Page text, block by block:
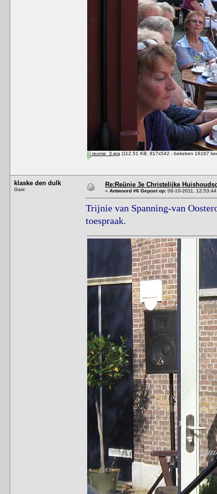
reunie_3.jpg (112.51 KB, 817x542 - bekeken 16167
klaske den dulk
Gast
Re:Reünie 3e Christelijke
« Antwoord #6 Gepost op: 06-10-2011,
Trijnie van Spanning-van
toespraak.